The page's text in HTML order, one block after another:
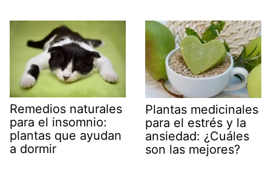
Remedios naturales
para el insomnio:
plantas que ayudan
a dormir
Plantas medicinales
para el estrés y la
ansiedad: ¿Cuáles
son las mejores?